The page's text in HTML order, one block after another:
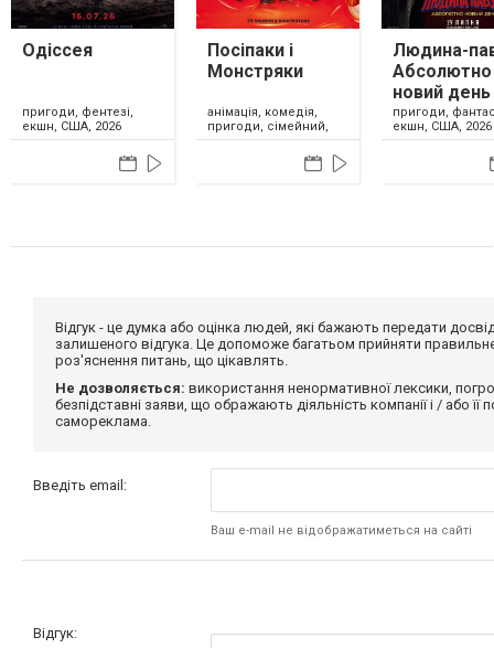
Одіссея
пригоди, фентезі,
екшн, США, 2026
Посіпаки і
Монстряки
анімація, комедія,
пригоди, сімейний,
США, 2026
Людина-
Абсолютно
новий день
пригоди,
екшн, США, 2026
Відгук - це думка або оцінка людей, які бажають передати
залишеного відгука. Це допоможе багатьом прийняти
роз'яснення питань, що цікавлять.
Не дозволяється: використання ненормативної лексики,
безпідставні заяви, що ображають діяльність компанії і / або
самореклама.
Введіть email:
Ваш e-mail не відображатиметься на сайті
Відгук: